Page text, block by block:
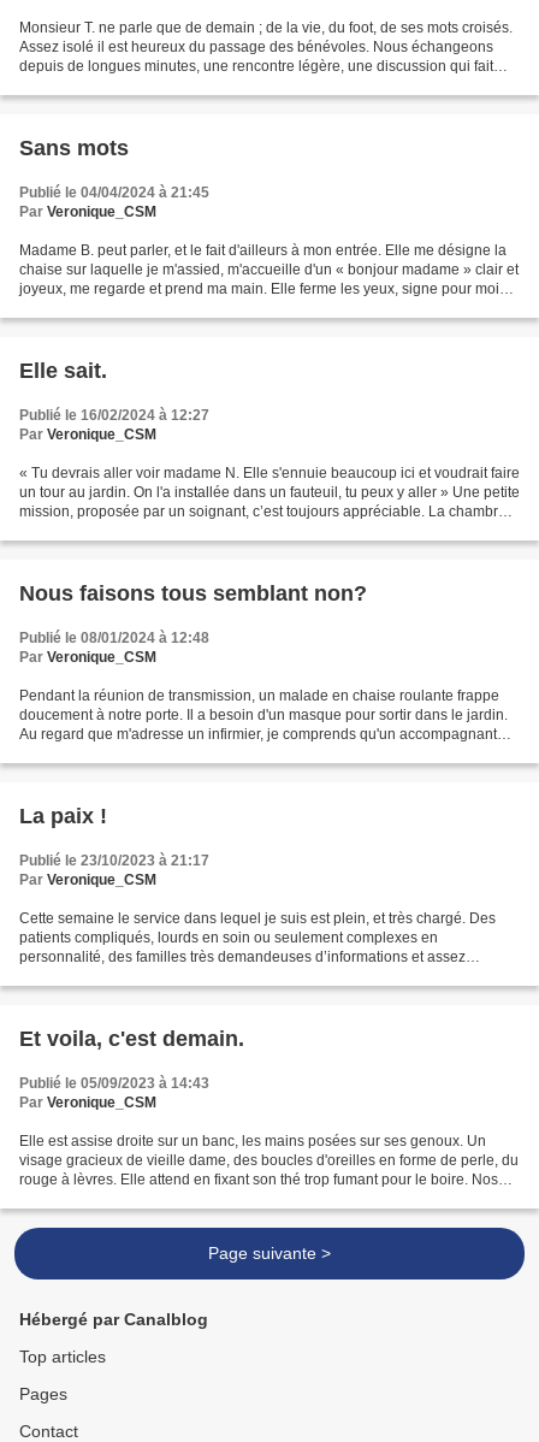
Monsieur T. ne parle que de demain ; de la vie, du foot, de ses mots croisés.
Assez isolé il est heureux du passage des bénévoles. Nous échangeons
depuis de longues minutes, une rencontre légère, une discussion qui fait
Sans mots
Publié le 04/04/2024 à 21:45
Par Veronique_CSM
Madame B. peut parler, et le fait d'ailleurs à mon entrée. Elle me désigne la
chaise sur laquelle je m'assied, m'accueille d'un « bonjour madame » clair et
joyeux, me regarde et prend ma main. Elle ferme les yeux, signe pour moi
Elle sait.
Publié le 16/02/2024 à 12:27
Par Veronique_CSM
« Tu devrais aller voir madame N. Elle s'ennuie beaucoup ici et voudrait faire
un tour au jardin. On l'a installée dans un fauteuil, tu peux y aller » Une petite
mission, proposée par un soignant, c’est toujours appréciable. La chambre
Nous faisons tous semblant non?
Publié le 08/01/2024 à 12:48
Par Veronique_CSM
Pendant la réunion de transmission, un malade en chaise roulante frappe
doucement à notre porte. Il a besoin d'un masque pour sortir dans le jardin.
Au regard que m'adresse un infirmier, je comprends qu'un accompagnant
La paix !
Publié le 23/10/2023 à 21:17
Par Veronique_CSM
Cette semaine le service dans lequel je suis est plein, et très chargé. Des
patients compliqués, lourds en soin ou seulement complexes en
personnalité, des familles très demandeuses d’informations et assez
Et voila, c'est demain.
Publié le 05/09/2023 à 14:43
Par Veronique_CSM
Elle est assise droite sur un banc, les mains posées sur ses genoux. Un
visage gracieux de vieille dame, des boucles d'oreilles en forme de perle, du
rouge à lèvres. Elle attend en fixant son thé trop fumant pour le boire. Nos
Page suivante >
Hébergé par Canalblog
Top articles
Pages
Contact